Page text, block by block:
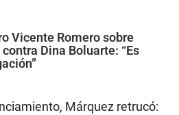
Vicente Romero sobre
Dina Boluarte: “Es
Márquez retrucó: